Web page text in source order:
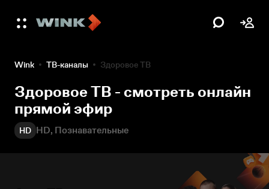
Wink ТВ-каналы Здоровое ТВ
Здоровое ТВ - смотреть онлайн
прямой эфир
HD HD, Познавательные